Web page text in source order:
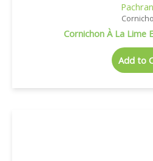
Cornichon À La Lime
Add to